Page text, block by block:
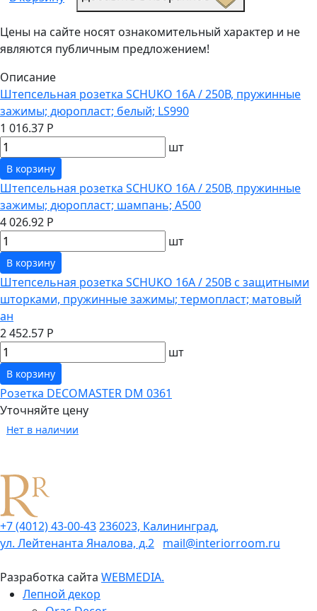
Цены на сайте носят ознакомительный характер и не
являются публичным предложением!
Описание
Штепсельная розетка SCHUKO 16А / 250В, пружинные
зажимы; дюропласт; белый; LS990
1 016.37 Р
шт
В корзину
Штепсельная розетка SCHUKO 16А / 250В, пружинные
зажимы; дюропласт; шампань; A500
4 026.92 Р
шт
В корзину
Штепсельная розетка SCHUKO 16А / 250В с защитными
шторками, пружинные зажимы; термопласт; матовый
ан
2 452.57 Р
шт
В корзину
Розетка DECOMASTER DM 0361
Уточняйте цену
Нет в наличии
+7 (4012) 43-00-43236023, Калининград,
ул. Лейтенанта Яналова, д.2 mail@interiorroom.ru
Разработка сайта WEBMEDIA.
Лепной декор